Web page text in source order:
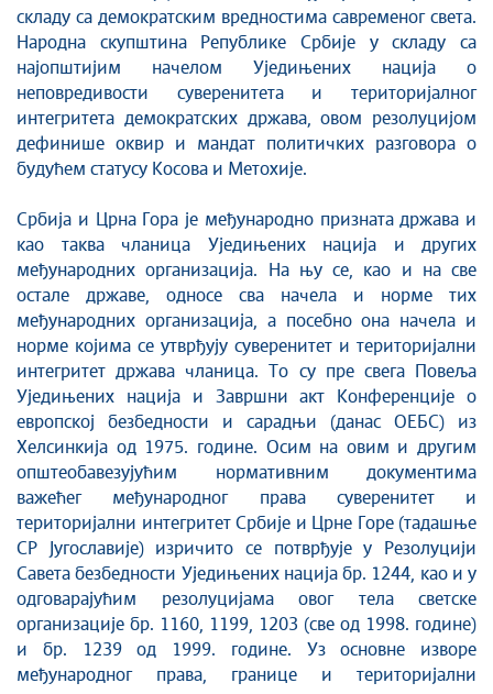
складу са демократским вредностима савременог света.
Народна скупштина Републике Србије у складу са
најопштијим начелом Уједињених нација о
неповредивости суверенитета и територијалног
интегритета демократских држава, овом резолуцијом
дефинише оквир и мандат политичких разговора о
будућем статусу Косова и Метохије.
Србија и Црна Гора је међународно призната држава и
као таква чланица Уједињених нација и других
међународних организација. На њу се, као и на све
остале државе, односе сва начела и норме тих
међународних организација, а посебно она начела и
норме којима се утврђују суверенитет и територијални
интегритет држава чланица. То су пре свега Повеља
Уједињених нација и Завршни акт Конференције о
европској безбедности и сарадњи (данас ОЕБС) из
Хелсинкија од 1975. године. Осим на овим и другим
општеобавезујућим нормативним документима
важећег међународног права суверенитет и
територијални интегритет Србије и Црне Горе (тадашње
СР Југославије) изричито се потврђује у Резолуцији
Савета безбедности Уједињених нација бр. 1244, као и у
одговарајућим резолуцијама овог тела светске
организације бр. 1160, 1199, 1203 (све од 1998. године)
и бр. 1239 од 1999. године. Уз основне изворе
међународног права, границе и територијални